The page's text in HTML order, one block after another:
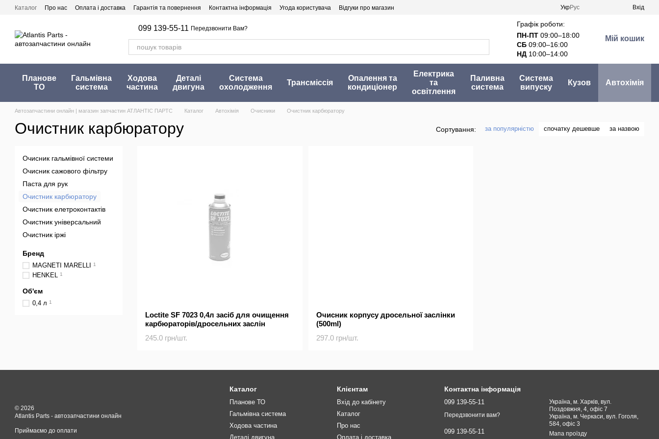
Перейти до основного контенту
Каталог Про нас Оплата і доставка Гарантія та повернення Контактна інформація Угода користувача Відгуки про магазин УкрРус Вхід
099 139-55-11 Передзвонити Вам?
Графік роботи:
ПН-ПТ 09:00–18:00
СБ 09:00–16:00
НД 10:00–14:00
Мій кошик
Планове
ТО
Гальмівна
система
Ходова
частина
Деталі
двигуна
Система
охолодження
Трансміссія
Опалення та
кондиціонер
Електрика
та
освітлення
Паливна
система
Система
випуску
Кузов Автохімія
Автозапчастини онлайн | магазин запчастин АТЛАНТІС ПАРТС Каталог Автохімія Очисники Очистник карбюратору
Очистник карбюратору Сортування: за популярністю спочатку дешевше за назвою
Loctite SF 7023 0,4л засіб для очищення
карбюраторів/дросельних заслін
245.0 грн/шт.
Очисник корпусу дросельної заслінки
(500ml)
297.0 грн/шт.
Очисник гальмівної системи
Очисник сажового фільтру
Паста для рук
Очистник карбюратору
Очистник елетроконтактів
Очистник універсальний
Очистник іржі
Бренд
MAGNETI MARELLI 1
HENKEL 1
Об'єм
0,4 л 1
© 2026
Atlantis Parts - автозапчастини онлайн
Приймаємо до оплати
Каталог
Планове ТО
Гальмівна система
Ходова частина
Деталі двигуна
Клієнтам
Вхід до кабінету
Каталог
Про нас
Оплата і доставка
Контактна інформація
099 139-55-11
Передзвонити вам?
099 139-55-11
Україна, м. Харків, вул.
Поздовжня, 4, офіс 7
Україна, м. Черкаси, вул. Гоголя,
584, офіс 3
Мапа проїзду